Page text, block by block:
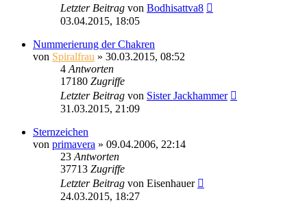
Letzter Beitrag von Bodhisattva8
03.04.2015, 18:05
Nummerierung der Chakren
von Spiralfrau » 30.03.2015, 08:52
4 Antworten
17180 Zugriffe
Letzter Beitrag von Sister Jackhammer
31.03.2015, 21:09
Sternzeichen
von primavera » 09.04.2006, 22:14
23 Antworten
37713 Zugriffe
Letzter Beitrag von Eisenhauer
24.03.2015, 18:27